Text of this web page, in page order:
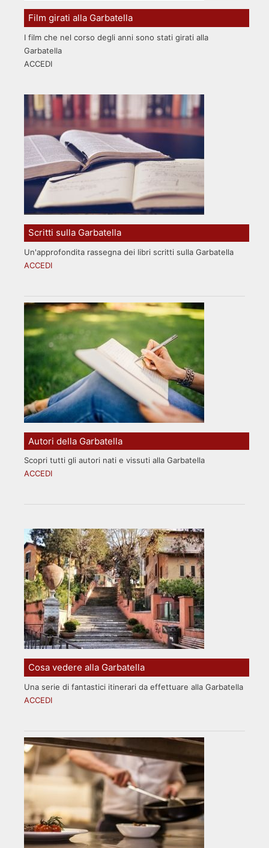
Film girati alla Garbatella
I film che nel corso degli anni sono stati girati alla
Garbatella
ACCEDI
Scritti sulla Garbatella
Un'approfondita rassegna dei libri scritti sulla Garbatella
ACCEDI
Autori della Garbatella
Scopri tutti gli autori nati e vissuti alla Garbatella
ACCEDI
Cosa vedere alla Garbatella
Una serie di fantastici itinerari da effettuare alla Garbatella
ACCEDI